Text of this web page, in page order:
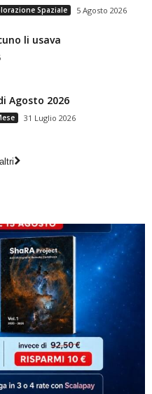
Spaziale 5 Agosto 2026
li usava
Agosto 2026
31 Luglio 2026